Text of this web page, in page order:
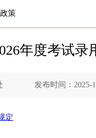
策
年度考试录
处 发布时间：2025-
定